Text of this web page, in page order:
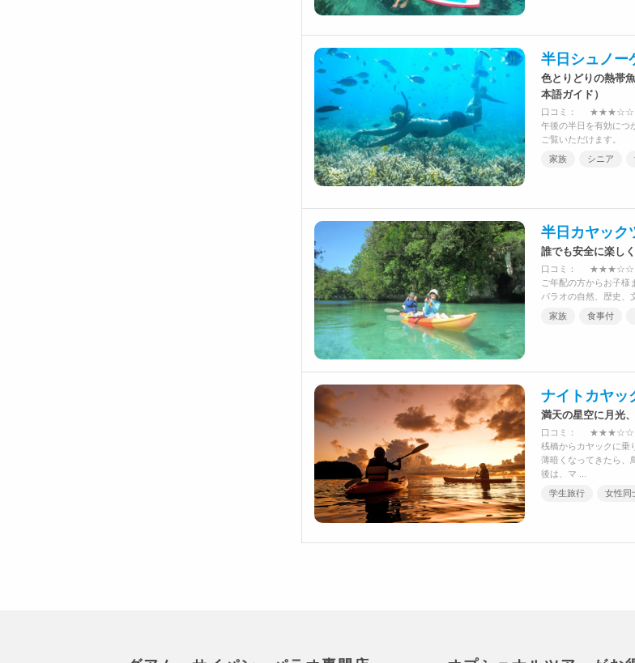
半日シュノー
色とりどりの熱帯
本語ガイド）
口コミ：
★★★☆☆
午後の半日を有効につ
ご覧いただけます。
家族
シニア
半日カヤック
誰でも安全に楽し
口コミ：
★★★☆☆
ご年配の方からお子様
パラオの自然、歴史、
家族
食事付
ナイトカヤッ
満天の星空に月光
口コミ：
★★★☆☆
桟橋からカヤックに乗
薄暗くなってきたら、
後は、マ ...
学生旅行
女性同